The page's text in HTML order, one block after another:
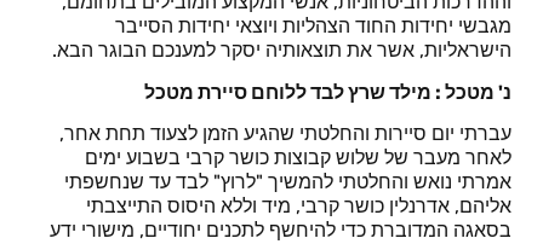
מגבשי יחידות החוד הצהליות ויוצאי יחידות הסייבר
הישראליות, אשר את תוצאותיה יסקר למענכם הבוגר הבא.
נ' מטכל : מילד שרץ לבד ללוחם סיירת מטכל
עברתי יום סיירות והחלטתי שהגיע הזמן לצעוד תחת אחר,
לאחר מעבר של שלוש קבוצות כושר קרבי בשבוע ימים
אמרתי נואש והחלטתי להמשיך "לרוץ" לבד עד שנחשפתי
אליהם, אדרנלין כושר קרבי, מיד וללא היסוס התייצבתי
בסאגה המדוברת כדי להיחשף לתכנים יחודיים, מישורי ידע